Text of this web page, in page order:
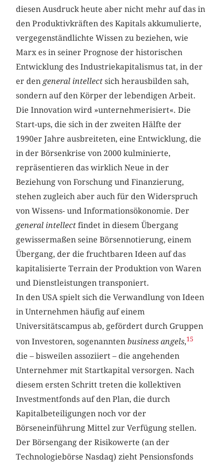
diesen Ausdruck heute aber nicht mehr auf das in
den Produktivkräften des Kapitals akkumulierte,
vergegenständlichte Wissen zu beziehen, wie
Marx es in seiner Prognose der historischen
Entwicklung des Industriekapitalismus tat, in der
er den general intellect sich herausbilden sah,
sondern auf den Körper der lebendigen Arbeit.
Die Innovation wird »unternehmerisiert«. Die
Start-ups, die sich in der zweiten Hälfte der
1990er Jahre ausbreiteten, eine Entwicklung, die
in der Börsenkrise von 2000 kulminierte,
repräsentieren das wirklich Neue in der
Beziehung von Forschung und Finanzierung,
stehen zugleich aber auch für den Widerspruch
von Wissens- und Informationsökonomie. Der
general intellect findet in diesem Übergang
gewissermaßen seine Börsennotierung, einem
Übergang, der die fruchtbaren Ideen auf das
kapitalisierte Terrain der Produktion von Waren
und Dienstleistungen transponiert.
In den USA spielt sich die Verwandlung von Ideen
in Unternehmen häufig auf einem
Universitätscampus ab, gefördert durch Gruppen
von Investoren, sogenanntenbusiness angels,15
die – bisweilen assoziiert – die angehenden
Unternehmer mit Startkapital versorgen. Nach
diesem ersten Schritt treten die kollektiven
Investmentfonds auf den Plan, die durch
Kapitalbeteiligungen noch vor der
Börseneinführung Mittel zur Verfügung stellen.
Der Börsengang der Risikowerte (an der
Technologiebörse Nasdaq) zieht Pensionsfonds